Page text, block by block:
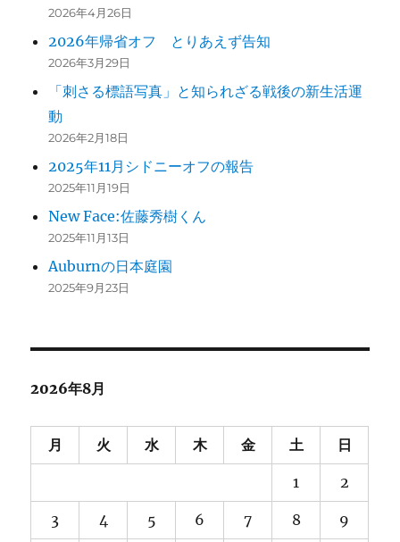
2026年4月26日
2026年帰省オフ とりあえず告知
2026年3月29日
「刺さる標語写真」と知られざる戦後の新生活運
動
2026年2月18日
2025年11月シドニーオフの報告
2025年11月19日
New Face:佐藤秀樹くん
2025年11月13日
Auburnの日本庭園
2025年9月23日
2026年8月
月 火 水 木 金 土 日
1 2
3 4 5 6 7 8 9